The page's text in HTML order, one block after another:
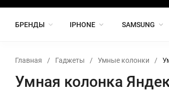
БРЕНДЫ IPHONE SAMSUNG
Главная / Гаджеты / Умные колонки /
Умная колонка